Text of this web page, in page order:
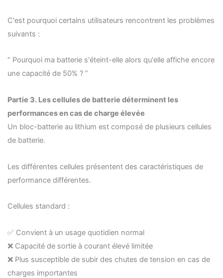
C'est pourquoi certains utilisateurs rencontrent les problèmes
suivants :
“ Pourquoi ma batterie s'éteint-elle alors qu'elle affiche encore
une capacité de 50% ? ”
Partie 3. Les cellules de batterie déterminent les
performances en cas de charge élevée
Un bloc-batterie au lithium est composé de plusieurs cellules
de batterie.
Les différentes cellules présentent des caractéristiques de
performance différentes.
Cellules standard :
✅ Convient à un usage quotidien normal
❌ Capacité de sortie à courant élevé limitée
❌ Plus susceptible de subir des chutes de tension en cas de
charges importantes